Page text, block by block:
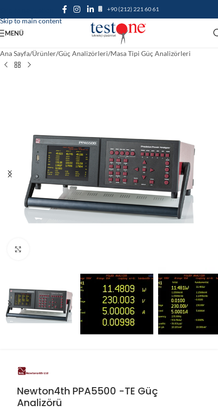
Skip to main content
+90 (212) 221 60 61
MENÜ
Ana Sayfa/Ürünler/Güç Analizörleri/Masa Tipi Güç Analizörleri
Newton4th PPA5500 -TE Güç
Analizörü